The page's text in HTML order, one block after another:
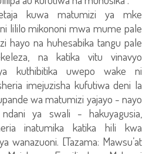
kuwa matumizi ya mke
lililo mikononi mwa mume pale
hayo na huhesabika tangu pale
na katika vitu vinavyo
kuthibitika uwepo wake ni
imejuzisha kufutiwa deni la
wa matumizi yajayo - nayo
ya swali - hakuyagusia,
inatumika katika hili kwa
wanazuoni. [Tazama: Mawsu’at